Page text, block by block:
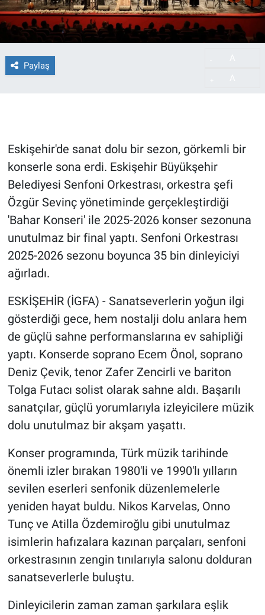
Paylaş
Eskişehir'de sanat dolu bir sezon, görkemli bir
konserle sona erdi. Eskişehir Büyükşehir
Belediyesi Senfoni Orkestrası, orkestra şefi
Özgür Sevinç yönetiminde gerçekleştirdiği
'Bahar Konseri' ile 2025-2026 konser sezonuna
unutulmaz bir final yaptı. Senfoni Orkestrası
2025-2026 sezonu boyunca 35 bin dinleyiciyi
ağırladı.
ESKİŞEHİR (İGFA) - Sanatseverlerin yoğun ilgi
gösterdiği gece, hem nostalji dolu anlara hem
de güçlü sahne performanslarına ev sahipliği
yaptı. Konserde soprano Ecem Önol, soprano
Deniz Çevik, tenor Zafer Zencirli ve bariton
Tolga Futacı solist olarak sahne aldı. Başarılı
sanatçılar, güçlü yorumlarıyla izleyicilere müzik
dolu unutulmaz bir akşam yaşattı.
Konser programında, Türk müzik tarihinde
önemli izler bırakan 1980'li ve 1990'lı yılların
sevilen eserleri senfonik düzenlemelerle
yeniden hayat buldu. Nikos Karvelas, Onno
Tunç ve Atilla Özdemiroğlu gibi unutulmaz
isimlerin hafızalara kazınan parçaları, senfoni
orkestrasının zengin tınılarıyla salonu dolduran
sanatseverlerle buluştu.
Dinleyicilerin zaman zaman şarkılara eşlik